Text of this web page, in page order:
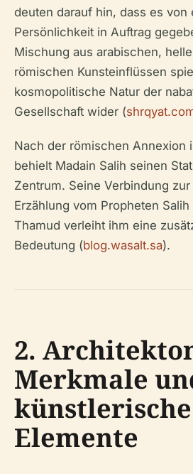
deuten darauf hin, dass es von
Persönlichkeit in Auftrag
Mischung aus arabischen,
römischen Kunsteinflüssen
kosmopolitische Natur der
Gesellschaft wider (
Nach der römischen Annexion
behielt Madain Salih seinen
Zentrum. Seine Verbindung
Erzählung vom Propheten
Thamud verleiht ihm eine
Bedeutung (blog.wasalt.sa).
2.
Merkmale
künstlerische
Elemente